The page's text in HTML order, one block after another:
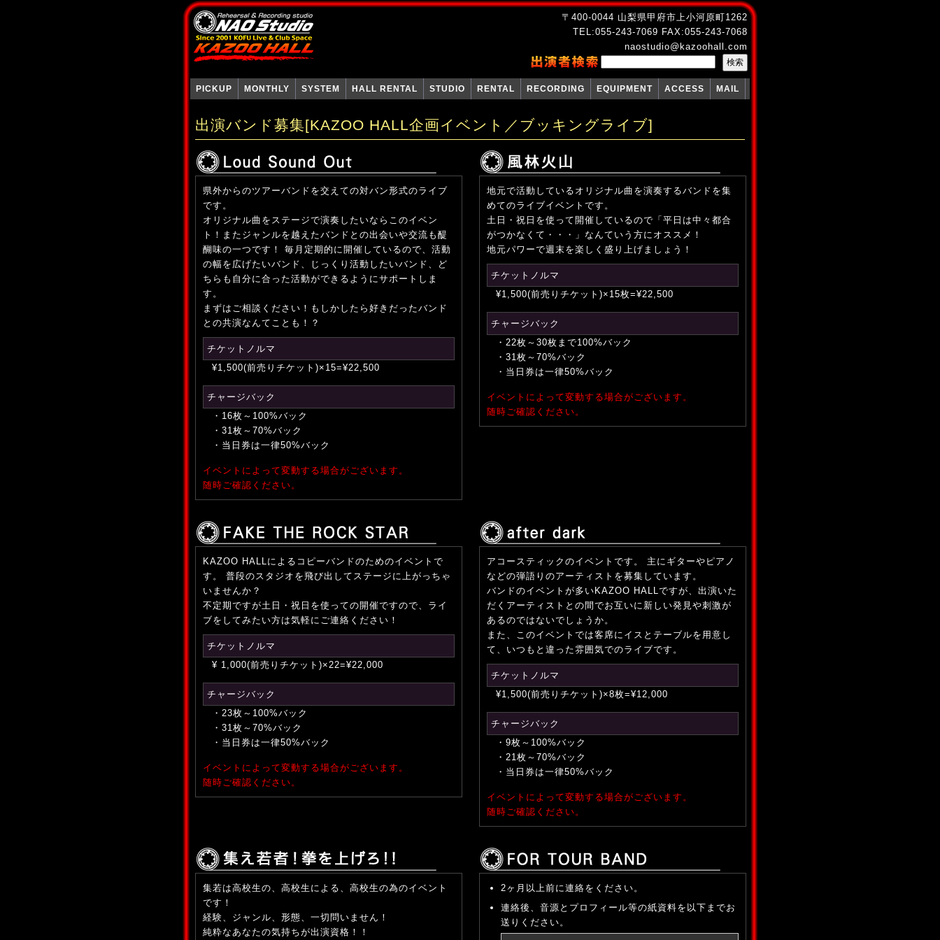
〒400-0044 山梨県甲府市上小河原町1262
TEL:055-243-7069 FAX:055-243-7068
naostudio@kazoohall.com
PICKUP MONTHLY SYSTEM HALL RENTAL STUDIO RENTAL RECORDING EQUIPMENT ACCESS MAIL
出演バンド募集[KAZOO HALL企画イベント／ブッキングライブ]
県外からのツアーバンドを交えての対バン形式のライブ
です。
オリジナル曲をステージで演奏したいならこのイベン
ト！またジャンルを越えたバンドとの出会いや交流も醍
醐味の一つです！ 毎月定期的に開催しているので、活動
の幅を広げたいバンド、じっくり活動したいバンド、ど
ちらも自分に合った活動ができるようにサポートしま
す。
まずはご相談ください！もしかしたら好きだったバンド
との共演なんてことも！？
チケットノルマ
¥1,500(前売りチケット)×15=¥22,500
チャージバック
・16枚～100%バック
・31枚～70%バック
・当日券は一律50%バック
イベントによって変動する場合がございます。
随時ご確認ください。
地元で活動しているオリジナル曲を演奏するバンドを集
めてのライブイベントです。
土日・祝日を使って開催しているので「平日は中々都合
がつかなくて・・・」なんていう方にオススメ！
地元パワーで週末を楽しく盛り上げましょう！
チケットノルマ
¥1,500(前売りチケット)×15枚=¥22,500
チャージバック
・22枚～30枚まで100%バック
・31枚～70%バック
・当日券は一律50%バック
イベントによって変動する場合がございます。
随時ご確認ください。
KAZOO HALLによるコピーバンドのためのイベントで
す。 普段のスタジオを飛び出してステージに上がっちゃ
いませんか？
不定期ですが土日・祝日を使っての開催ですので、ライ
ブをしてみたい方は気軽にご連絡ください！
チケットノルマ
¥ 1,000(前売りチケット)×22=¥22,000
チャージバック
・23枚～100%バック
・31枚～70%バック
・当日券は一律50%バック
イベントによって変動する場合がございます。
随時ご確認ください。
アコースティックのイベントです。 主にギターやピアノ
などの弾語りのアーティストを募集しています。
バンドのイベントが多いKAZOO HALLですが、出演いた
だくアーティストとの間でお互いに新しい発見や刺激が
あるのではないでしょうか。
また、このイベントでは客席にイスとテーブルを用意し
て、いつもと違った雰囲気でのライブです。
チケットノルマ
¥1,500(前売りチケット)×8枚=¥12,000
チャージバック
・9枚～100%バック
・21枚～70%バック
・当日券は一律50%バック
イベントによって変動する場合がございます。
随時ご確認ください。
集若は高校生の、高校生による、高校生の為のイベント
です！
経験、ジャンル、形態、一切問いません！
純粋なあなたの気持ちが出演資格！！
2ヶ月以上前に連絡をください。
連絡後、音源とプロフィール等の紙資料を以下までお
送りください。